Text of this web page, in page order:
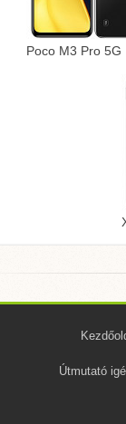
Poco M3 Pro 5G
Útmutató